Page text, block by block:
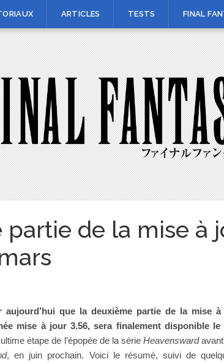
ARTICLES TESTS FINAL
partie de la mise à
aujourd’hui que la deuxième partie de la mise
mise à jour 3.56, sera finalement disponible le
étape de l’épopée de la sérieHeavenswardavant
, en juin prochain. Voici le résumé, suivi de